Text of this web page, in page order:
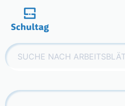
content
Suchen
nach: